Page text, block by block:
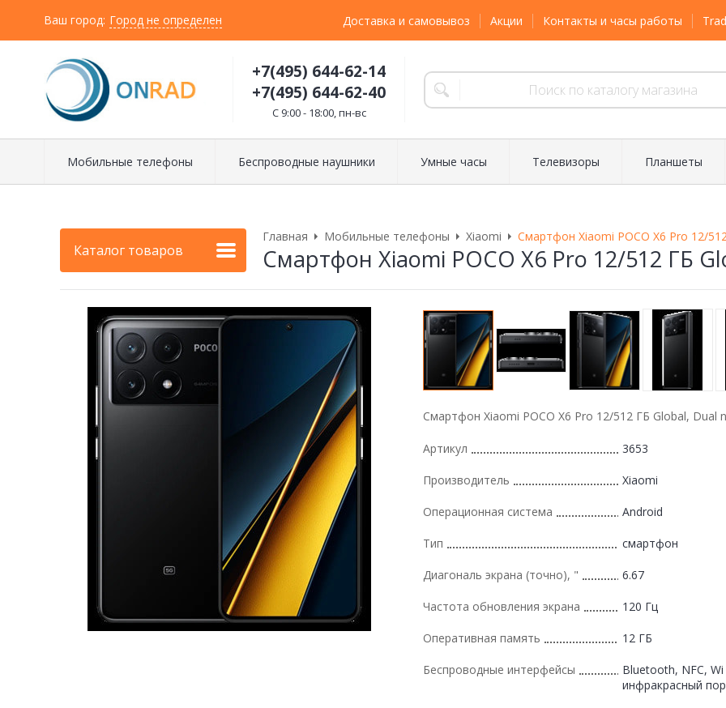
Ваш город: Город не определен Доставка и самовывоз Акции Контакты и часы работы
+7(495) 644-62-14
+7(495) 644-62-40
C 9:00 - 18:00, пн-вс
Мобильные телефоны Беспроводные наушники Умные часы Телевизоры Планшеты
Каталог товаров
Главная Мобильные телефоны Xiaomi Смартфон Xiaomi POCO X6 Pro 12/
Смартфон Xiaomi POCO X6 Pro 12/512 ГБ
Смартфон Xiaomi POCO X6 Pro 12/512 ГБ Global, Dual
Артикул 3653
Производитель Xiaomi
Операционная система Android
Тип смартфон
Диагональ экрана (точно), " 6.67
Частота обновления экрана 120 Гц
Оперативная память 12 ГБ
Беспроводные интерфейсы
Bluetooth, NFC, Wi
инфракрасный